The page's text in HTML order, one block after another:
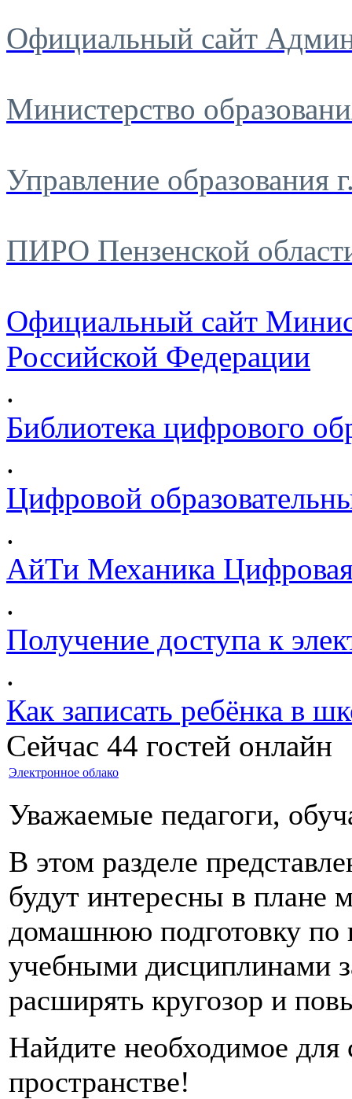
Официальный сайт
Министерство
Управление образования
ПИРО Пензенской
Официальный сайт
Российской Федерации
.
Библиотека цифрового
.
Цифровой
.
АйТи Механика
.
Получение доступа к
.
Как записать ребёнка в
Сейчас 44 гостей онлайн
Электронное облако
Уважаемые педагоги,
В этом разделе
будут интересны в плане
домашнюю подготовку по
учебными дисциплинами
расширять кругозор и
Найдите необходимое
пространстве!